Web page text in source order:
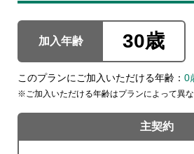
加入年齢 30歳
このプランにご加入いただける年齢： 0
ご加入いただける年齢はプランによって異な
主契約